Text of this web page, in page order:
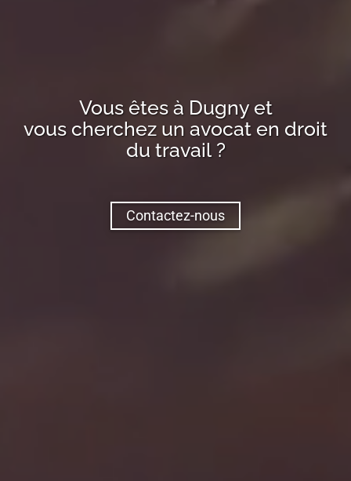
Vous êtes à Dugnyet
vous cherchez un avocat en droit
du travail ?
Contactez-nous